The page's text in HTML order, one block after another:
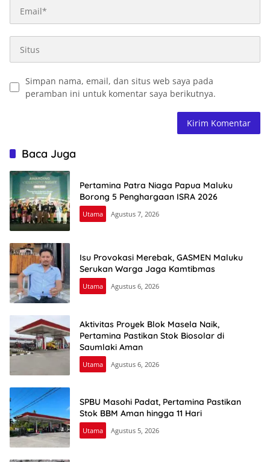
Simpan nama, email, dan situs web saya pada
peramban ini untuk komentar saya berikutnya.
Baca Juga
Pertamina Patra Niaga Papua Maluku
Borong 5 Penghargaan ISRA 2026
Utama Agustus 7, 2026
Isu Provokasi Merebak, GASMEN Maluku
Serukan Warga Jaga Kamtibmas
Utama Agustus 6, 2026
Aktivitas Proyek Blok Masela Naik,
Pertamina Pastikan Stok Biosolar di
Saumlaki Aman
Utama Agustus 6, 2026
SPBU Masohi Padat, Pertamina Pastikan
Stok BBM Aman hingga 11 Hari
Utama Agustus 5, 2026